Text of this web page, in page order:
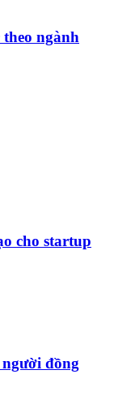
ngành
cho startup
đồng